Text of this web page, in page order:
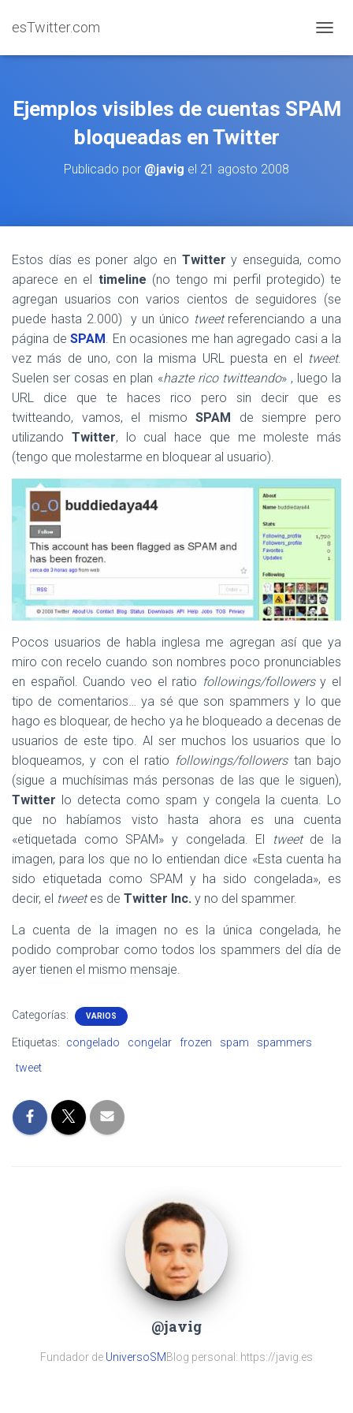
esTwitter.com
Ejemplos visibles de cuentas SPAM
bloqueadas en Twitter
Publicado por @javig el 21 agosto 2008
Estos días es poner algo en Twitter y enseguida, como
aparece en el timeline (no tengo mi perfil protegido) te
agregan usuarios con varios cientos de seguidores (se
puede hasta 2.000) y un único tweetreferenciando a una
página deSPAM. En ocasiones me han agregado casi a la
vez más de uno, con la misma URL puesta en el tweet.
Suelen ser cosas en plan «hazte rico twitteando» , luego la
URL dice que te haces rico pero sin decir que es
twitteando, vamos, el mismoSPAM de siempre pero
utilizando Twitter, lo cual hace que me moleste más
(tengo que molestarme en bloquear al usuario).
Pocos usuarios de habla inglesa me agregan así que ya
miro con recelo cuando son nombres poco pronunciables
en español. Cuando veo el ratio followings/followersy el
tipo de comentarios… ya sé que son spammers y lo que
hago es bloquear, de hecho ya he bloqueado a decenas de
usuarios de este tipo. Al ser muchos los usuarios que lo
bloqueamos, y con el ratio followings/followerstan bajo
(sigue a muchísimas más personas de las que le siguen),
Twitter lo detecta como spam y congela la cuenta. Lo
que no habíamos visto hasta ahora es una cuenta
«etiquetada como SPAM» y congelada. El
tweetde la
imagen, para los que no lo entiendan dice «Esta cuenta ha
sido etiquetada como SPAM y ha sido congelada», es
decir, el tweetes de Twitter Inc. y no del spammer.
La cuenta de la imagen no es la única congelada, he
podido comprobar como todos los spammers del día de
ayer tienen el mismo mensaje.
Categorías: VARIOS
Etiquetas: congelado congelar frozen spam
spammers
tweet
@javig
Fundador de UniversoSMBlog personal: https://javig.es